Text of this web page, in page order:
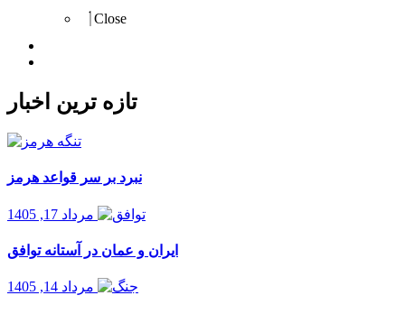
Close
تازه ترین اخبار
نبرد بر سر قواعد هرمز
مرداد 17, 1405
ایران و عمان در آستانه توافق
مرداد 14, 1405